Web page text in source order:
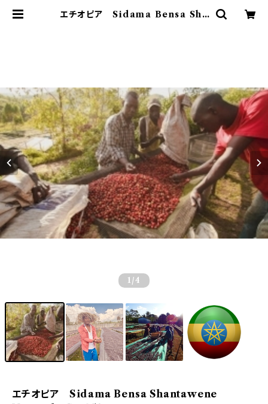
エチオピア Sidama Bensa Sha
1 /4
エチオピア Sidama Bensa Shantawene